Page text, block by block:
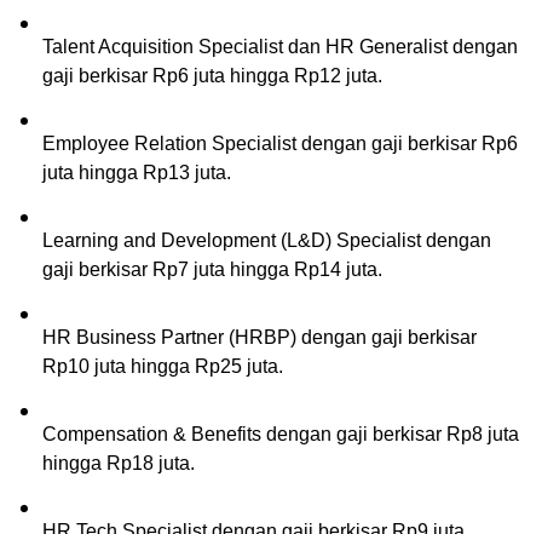
Talent Acquisition Specialist dan HR Generalist dengan
gaji berkisar Rp6 juta hingga Rp12 juta.
Employee Relation Specialist dengan gaji berkisar Rp6
juta hingga Rp13 juta.
Learning and Development (L&D) Specialist dengan
gaji berkisar Rp7 juta hingga Rp14 juta.
HR Business Partner (HRBP) dengan gaji berkisar
Rp10 juta hingga Rp25 juta.
Compensation & Benefits dengan gaji berkisar Rp8 juta
hingga Rp18 juta.